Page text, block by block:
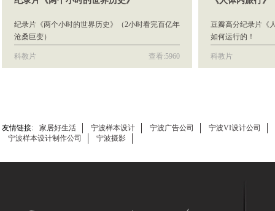
纪录片《两个小时的世界历史》（2小时看完百亿年
沧桑巨变）
科教片 查看:5960
豆瓣高分纪录片《
如何运行的！
科教片
友情链接: 家居好生活 宁波样本设计 宁波广告公司
宁波VI设计公司
宁波样本设计制作公司
宁波摄影